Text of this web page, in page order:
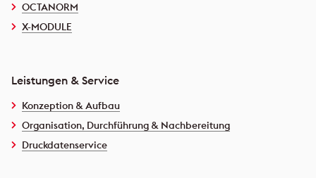
OCTANORM
X-MODULE
Leistungen & Service
Konzeption & Aufbau
Organisation, Durchführung & Nachbereitung
Druckdatenservice